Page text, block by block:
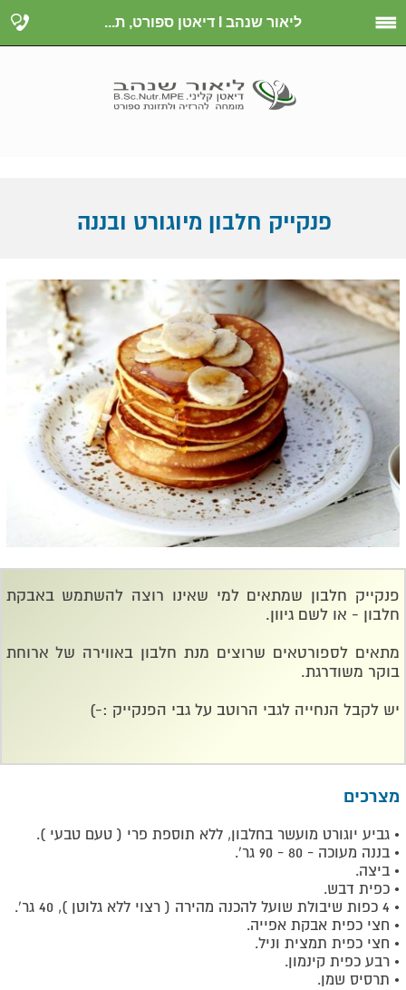
ליאור שנהב I דיאטן ספורט, ת...
פנקייק חלבון שמתאים למי שאינו רוצה להשתמש באבקת
חלבון - או לשם גיוון.
מתאים לספורטאים שרוצים מנת חלבון באווירה של ארוחת
בוקר משודרגת.
יש לקבל הנחייה לגבי הרוטב על גבי הפנקייק :-)
מצרכים
• גביע יוגורט מועשר בחלבון, ללא תוספת פרי ( טעם טבעי ).
• בננה מעוכה - 80 - 90 גר'.
• ביצה.
• כפית דבש.
• 4 כפות שיבולת שועל להכנה מהירה ( רצוי ללא גלוטן ), 40 גר'.
• חצי כפית אבקת אפייה.
• חצי כפית תמצית וניל.
• רבע כפית קינמון.
• תרסיס שמן.
פנקייק חלבון מיוגורט ובננה